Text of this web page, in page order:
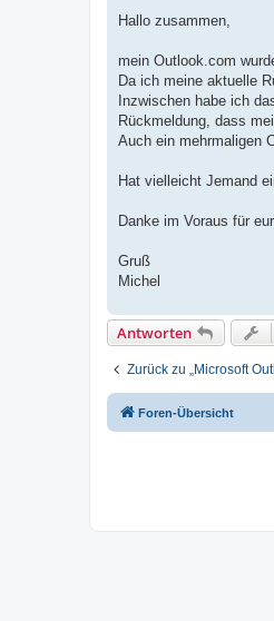
i
a
Hallo zusammen,
mein Outlook.com
Da ich meine aktuelle
Inzwischen habe ich
Rückmeldung, dass
Auch ein mehrmaligen
Hat vielleicht Jemand
Danke im Voraus für
Gruß
Michel
Antworten
Zurück zu „Microsoft
Foren-Übersicht